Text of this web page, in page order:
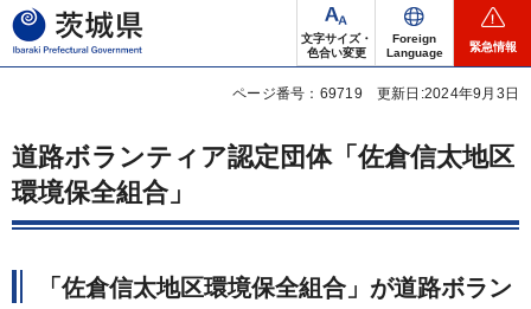
茨城県
文字サイズ・
色合い変更
Foreign
Language
緊急情報
ページ番号：69719 更新日:2024年9月3日
道路ボランティア認定団体「佐倉信太地区
環境保全組合」
「佐倉信太地区環境保全組合」が道路ボラン